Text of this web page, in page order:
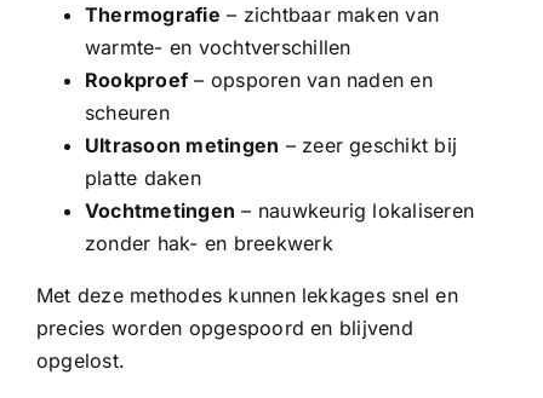
Thermografie – zichtbaar maken van
warmte- en vochtverschillen
Rookproef– opsporen van naden en
scheuren
Ultrasoon metingen – zeer geschikt bij
platte daken
Vochtmetingen – nauwkeurig lokaliseren
zonder hak- en breekwerk
Met deze methodes kunnen lekkages snel en
precies worden opgespoord en blijvend
opgelost.